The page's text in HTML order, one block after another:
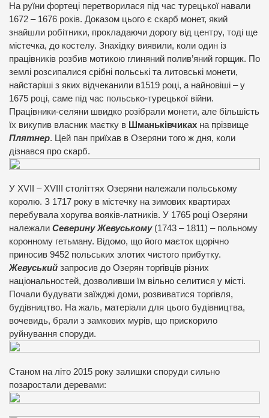
На руїни фортеці перетворилася під час турецької навали
1672 – 1676 років. Доказом цього є скарб монет, який
знайшли робітники, прокладаючи дорогу від центру, тоді ще
містечка, до костелу. Знахідку виявили, коли один із
працівників розбив мотикою глиняний полив’яний горщик. По
землі розсипалися срібні польські та литовські монети,
найстаріші з яких відчеканили в1519 році, а найновіші – у
1675 році, саме під час польсько-турецької війни.
Працівники-селяни швидко розібрали монети, але більшість
їх викупив власник маєтку в Шманьківчиках на прізвище
Плятнер. Цей пан приїхав в Озеряни того ж дня, коли
дізнався про скарб.
У XVII – XVIII століттях Озеряни належали польському
королю. З 1717 року в містечку на зимових квартирах
перебувала хоругва вояків-латників. У 1765 році Озеряни
належали Северину Жевуському(1743 – 1811) – польному
коронному гетьману. Відомо, що його маєток щорічно
приносив 9452 польських злотих чистого прибутку.
Жевуський запросив до Озерян торгівців різних
національностей, дозволивши їм вільно селитися у місті.
Почали будувати заїжджі доми, розвиватися торгівля,
будівництво. На жаль, матеріали для цього будівництва,
вочевидь, брали з замкових мурів, що прискорило
руйнування споруди.
Станом на літо 2015 року залишки споруди сильно
позаростали деревами: